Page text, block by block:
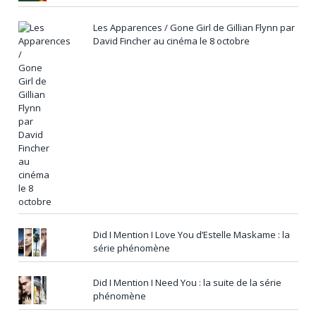
Les Apparences / Gone Girl de Gillian Flynn par
David Fincher au cinéma le 8 octobre
Did I Mention I Love You d’Estelle Maskame : la
série phénomène
Did I Mention I Need You : la suite de la série
phénomène